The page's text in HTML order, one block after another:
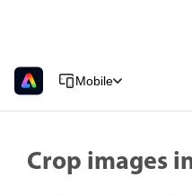
Mobile
Crop images